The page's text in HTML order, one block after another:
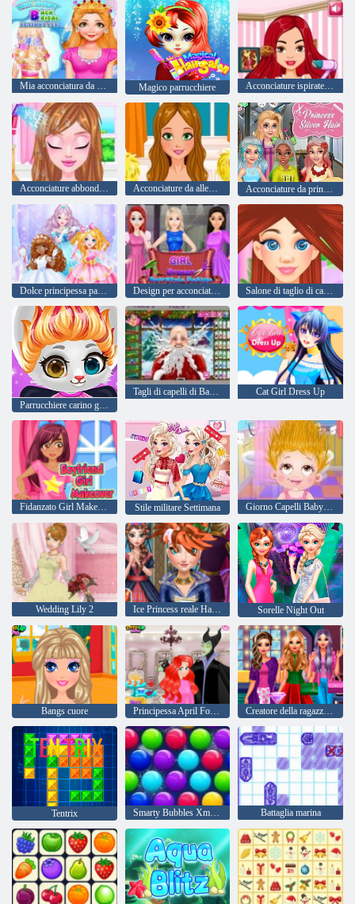
Mia acconciatura da sposa spazzata indietro Magico parrucchiere Acconciature ispirate ad Ariana
Acconciature abbondanti per San Valentino Acconciature da allegria popolari Acconciature da principessa in argento
Dolce principessa parrucchiere Design per acconciatura da studentessa Salone di taglio di capelli di Carol
Parrucchiere carino gattino
Tagli di capelli di Babbo Natale reale Cat Girl Dress Up
Stile militare Settimana
Wedding Lily 2 Ice Princess reale Haircuts Sorelle Night Out
Bangs cuore Principessa April Fools Hair Salon Creatore della ragazza perfetta
Tentrix Smarty Bubbles Xmas Edition Battaglia marina